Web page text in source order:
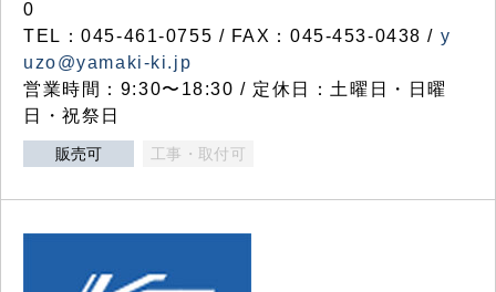
0
TEL：045-461-0755 / FAX：045-453-0438 / y
uzo@yamaki-ki.jp
営業時間：9:30〜18:30 / 定休日：土曜日・日曜
日・祝祭日
販売可 工事・取付可